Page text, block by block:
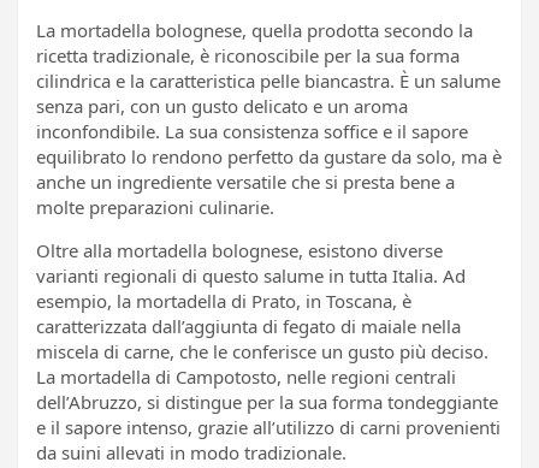
La mortadella bolognese, quella prodotta secondo la
ricetta tradizionale, è riconoscibile per la sua forma
cilindrica e la caratteristica pelle biancastra. È un salume
senza pari, con un gusto delicato e un aroma
inconfondibile. La sua consistenza soffice e il sapore
equilibrato lo rendono perfetto da gustare da solo, ma è
anche un ingrediente versatile che si presta bene a
molte preparazioni culinarie.
Oltre alla mortadella bolognese, esistono diverse
varianti regionali di questo salume in tutta Italia. Ad
esempio, la mortadella di Prato, in Toscana, è
caratterizzata dall’aggiunta di fegato di maiale nella
miscela di carne, che le conferisce un gusto più deciso.
La mortadella di Campotosto, nelle regioni centrali
dell’Abruzzo, si distingue per la sua forma tondeggiante
e il sapore intenso, grazie all’utilizzo di carni provenienti
da suini allevati in modo tradizionale.